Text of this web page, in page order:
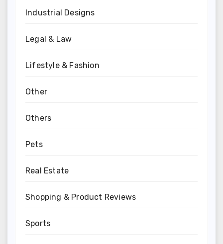
Industrial Designs
Legal & Law
Lifestyle & Fashion
Other
Others
Pets
Real Estate
Shopping & Product Reviews
Sports